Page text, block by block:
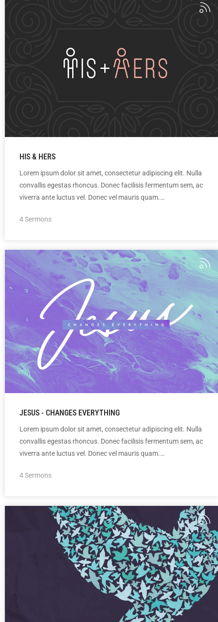
HIS & HERS
Lorem ipsum dolor sit amet, consectetur adipiscing elit. Nulla
convallis egestas rhoncus. Donec facilisis fermentum sem, ac
viverra ante luctus vel. Donec vel mauris quam.…
4 Sermons
JESUS - CHANGES EVERYTHING
Lorem ipsum dolor sit amet, consectetur adipiscing elit. Nulla
convallis egestas rhoncus. Donec facilisis fermentum sem, ac
viverra ante luctus vel. Donec vel mauris quam.…
4 Sermons